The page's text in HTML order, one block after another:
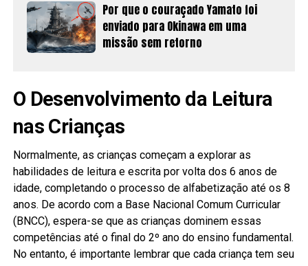
Por que o couraçado Yamato foi
enviado para Okinawa em uma
missão sem retorno
O Desenvolvimento da Leitura
nas Crianças
Normalmente, as crianças começam a explorar as
habilidades de leitura e escrita por volta dos 6 anos de
idade, completando o processo de alfabetização até os 8
anos. De acordo com a Base Nacional Comum Curricular
(BNCC), espera-se que as crianças dominem essas
competências até o final do 2º ano do ensino fundamental.
No entanto, é importante lembrar que cada criança tem seu